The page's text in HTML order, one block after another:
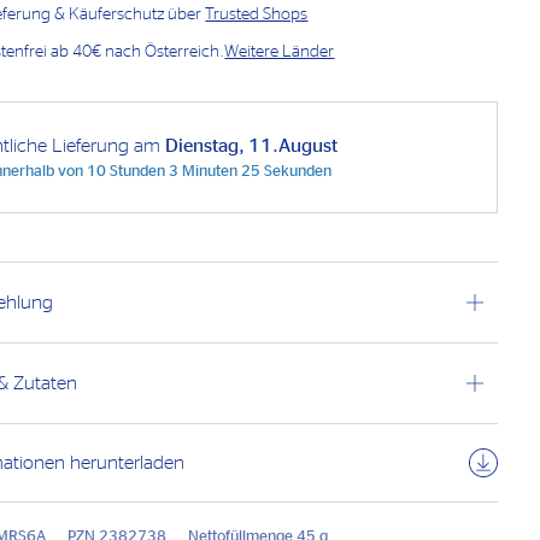
& Käuferschutz über Trusted Shops
ab 40€ nach Österreich.Weitere Länder
Lieferung am Dienstag, 11.August
von 10 Stunden 3 Minuten 25 Sekunden
Zutaten
herunterladen